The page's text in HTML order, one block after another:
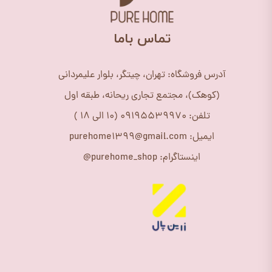
​تماس باما
آدرس فروشگاه: تهران، چیتگر، بلوار علیمردانی
(کوهک)، مجتمع تجاری ریحانه، طبقه اول
تلفن: 09195539970 (10 الی 18 )
ایمیل: purehome1399@gmail.com
اینستاگرام: purehome_shop@